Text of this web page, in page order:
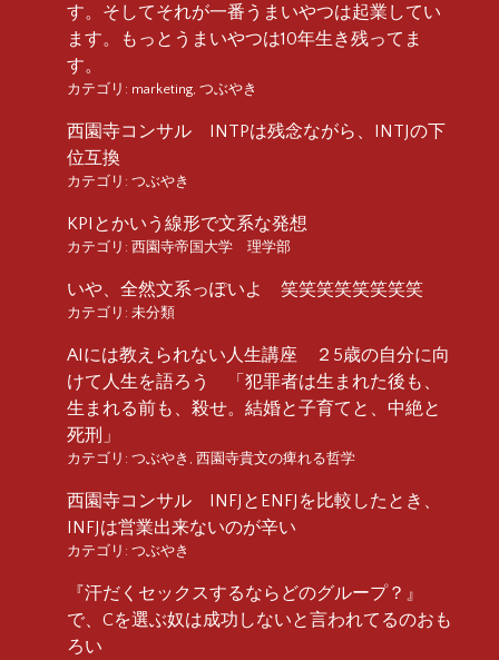
す。そしてそれが一番うまいやつは起業してい
ます。もっとうまいやつは10年生き残ってま
す。
カテゴリ: marketing つぶやき
西園寺コンサル INTPは残念ながら、INTJの下
位互換
カテゴリ: つぶやき
KPIとかいう線形で文系な発想
カテゴリ: 西園寺帝国大学 理学部
いや、全然文系っぽいよ 笑笑笑笑笑笑笑笑
カテゴリ: 未分類
AIには教えられない人生講座 ２5歳の自分に向
けて人生を語ろう 「犯罪者は生まれた後も、
生まれる前も、殺せ。結婚と子育てと、中絶と
死刑」
カテゴリ: つぶやき 西園寺貴文の痺れる哲学
西園寺コンサル INFJとENFJを比較したとき、
INFJは営業出来ないのが辛い
カテゴリ: つぶやき
『汗だくセックスするならどのグループ？』
で、Cを選ぶ奴は成功しないと言われてるのおも
ろい